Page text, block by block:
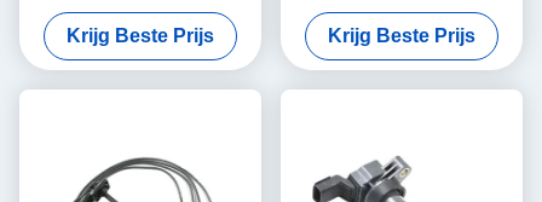
DAEWOO NUBIRA 1,4 1,6
96453420
Krijg Beste Prijs
-Land Rover Ignition Coil
30684245 0997001070
LR002954
Krijg Beste Prijs